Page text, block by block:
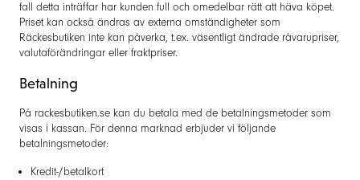
fall detta inträffar har kunden full och omedelbar rätt att häva köpet.
Priset kan också ändras av externa omständigheter som
Räckesbutiken inte kan påverka, t.ex. väsentligt ändrade råvarupriser,
valutaförändringar eller fraktpriser.
Betalning
På rackesbutiken.se kan du betala med de betalningsmetoder som
visas i kassan. För denna marknad erbjuder vi följande
betalningsmetoder:
Kredit-/betalkort